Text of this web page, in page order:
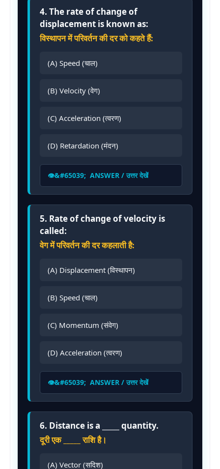
4. The rate of change of
displacement is known as:
विस्थापन में परिवर्तन की दर को कहते हैं:
(A) Speed (चाल)
(B) Velocity (वेग)
(C) Acceleration (त्वरण)
(D) Retardation (मंदन)
ANSWER / उत्तर देखें
5. Rate of change of velocity is
called:
वेग में परिवर्तन की दर कहलाती है:
(A) Displacement (विस्थापन)
(B) Speed (चाल)
(C) Momentum (संवेग)
(D) Acceleration (त्वरण)
ANSWER / उत्तर देखें
6. Distance is a _____ quantity.
दूरी एक _____ राशि है।
(A) Vector (सदिश)